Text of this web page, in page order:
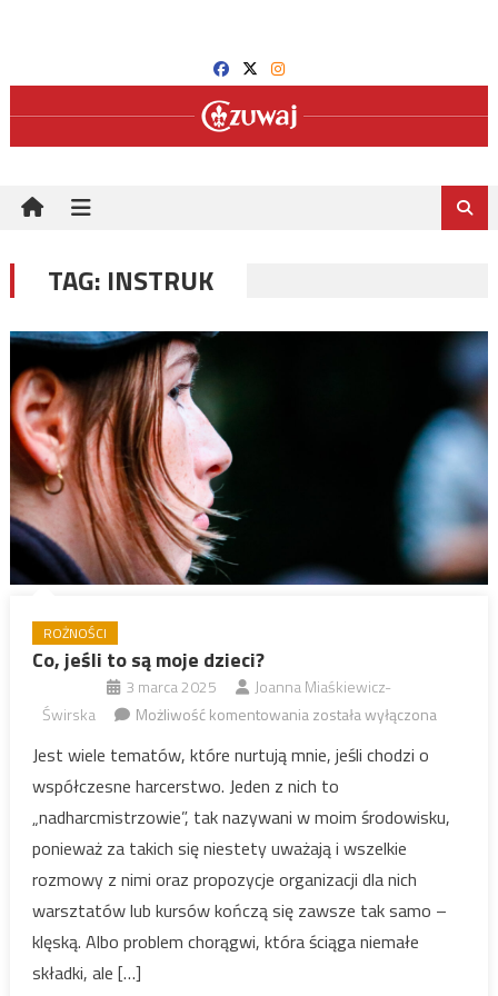
TAG: INSTRUK
ROŻNOŚCI
Co, jeśli to są moje dzieci?
3 marca 2025
Joanna Miaśkiewicz-
Świrska
Możliwość komentowaniaCo,
to
są
moje
dzieci?
została wyłączona
Jest wiele tematów, które nurtują mnie, jeśli chodzi o
współczesne harcerstwo. Jeden z nich to
„nadharcmistrzowie”, tak nazywani w moim środowisku,
ponieważ za takich się niestety uważają i wszelkie
rozmowy z nimi oraz propozycje organizacji dla nich
warsztatów lub kursów kończą się zawsze tak samo –
klęską. Albo problem chorągwi, która ściąga niemałe
składki, ale […]